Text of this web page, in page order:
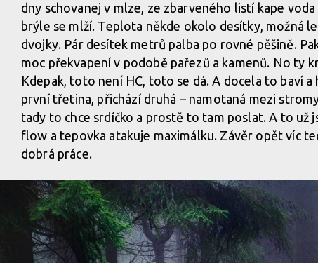
dny schovanej v mlze, ze zbarveného listí kape
brýle se mlží. Teplota někde okolo desítky, možná
dvojky. Pár desítek metrů palba po rovné pěšině.
moc překvapení v podobě pařezů a kamenů. No ty
Kdepak, toto není HC, toto se dá. A docela to baví
první třetina, přichází druhá – namotaná mezi
tady to chce srdíčko a prostě to tam poslat. A to už
flow a tepovka atakuje maximálku. Závěr opět víc
dobrá práce.